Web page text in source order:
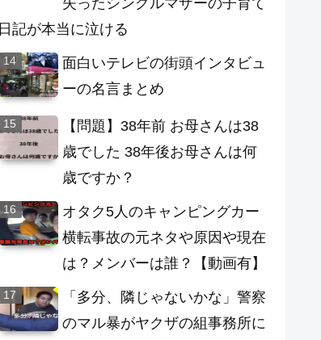
失ったシングルマザーの子育て
日記が本当に泣ける
面白いテレビの街頭インタビュ
ーの名言まとめ
【問題】38年前 お母さんは38
歳でした 38年後お母さんは何
歳ですか？
オタク5人のキャンピングカー
横転事故の元ネタや原因や現在
は？メンバーは誰？【動画有】
「多分、隣じゃないかな」警察
のマル暴がヤクザの組事務所に